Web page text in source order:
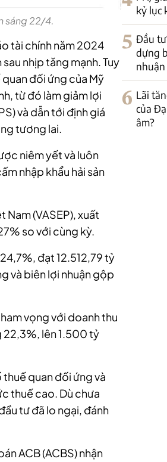
sáng 22/4.
tài chính năm 2024
nhịp tăng mạnh. Tuy
đối ứng của Mỹ
từ đó làm giảm lợi
và dẫn tới định giá
tương lai.
niêm yết và luôn
nhập khẩu hải sản
Nam (VASEP), xuất
so với cùng kỳ.
đạt 12.512,79 tỷ
và biên lợi nhuận gộp
vọng với doanh thu
22,3%, lên 1.500 tỷ
quan đối ứng và
thuế cao. Dù chưa
tư đã lo ngại, đánh
ACB (ACBS) nhận
kỷ lục
5 Đầu tư
dựng
nhuận
6 Lãi
của
âm?